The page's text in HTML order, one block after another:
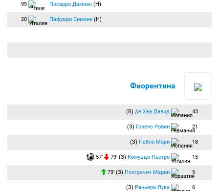
99 Писарро Дамиан (Н)
20 Пафунди Симоне (Н)
Фиорентина
(В) де Хеа Давид 43
(З) Гозенс Робин 21
(З) Пабло Мари 18
57′ 79′ (З) Комуццо Пьетро 15
79′ (З) Понграчич Марин 5
(З) Раньери Лука 6